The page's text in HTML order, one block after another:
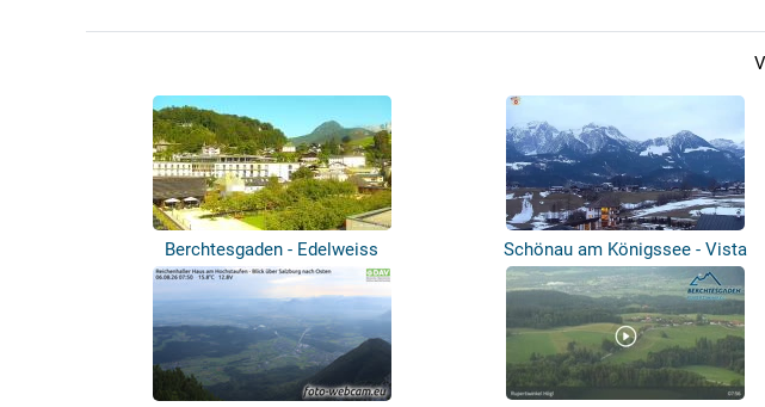
Berchtesgaden - Edelweiss
Schönau am Königssee - Vista
panorámica